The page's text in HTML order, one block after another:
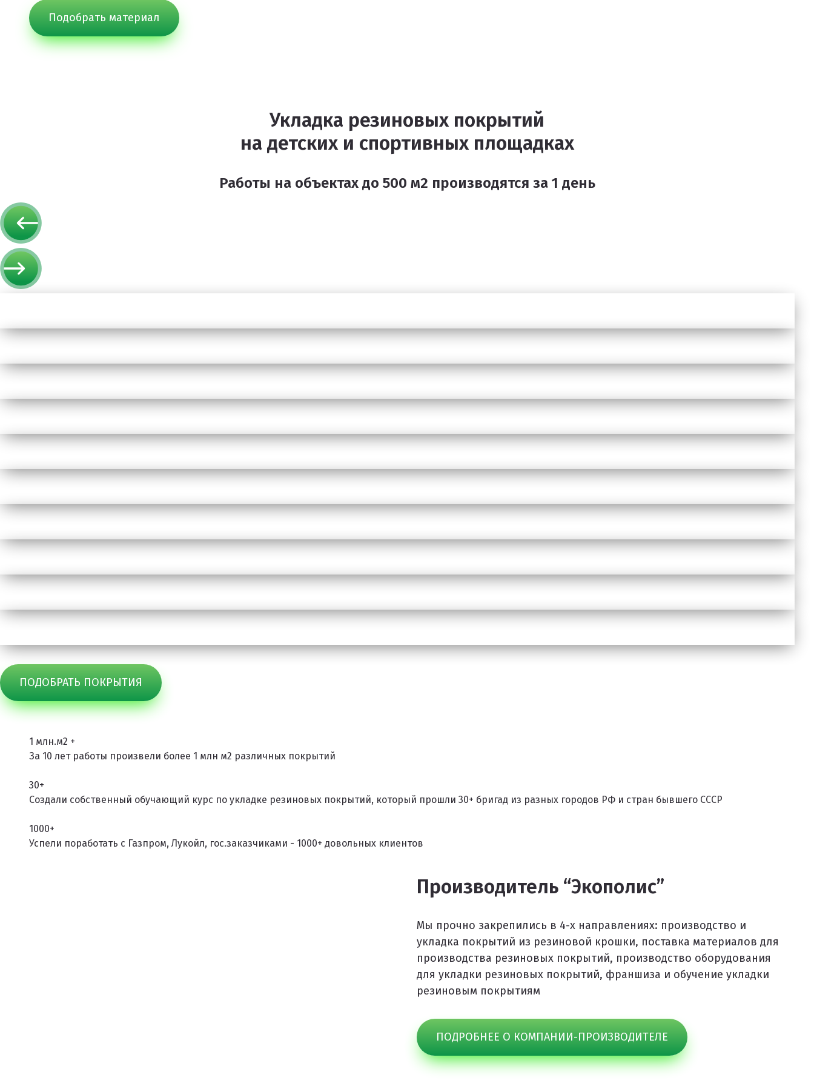
Покрытия детских площадок
Покрытия для беговых дорожек
Рулонное резиновое покрытие
Каменный ковер
Пигменты порошковые
Клей
Цветная окрашенная крошка EPDM
TPV крошка
Оборудование для укладки
Игровое оборудование для площадок
Резиновое покрытие
Резиновое покрытие ECO SPORT STANDART
Резиновое покрытие Eco Running System
Резиновое покрытие ECO SANDWICH
Подобрать материал
Укладка резиновых покрытий
на детских и спортивных площадках
Работы на объектах до 500 м2 производятся за 1 день
ПОДОБРАТЬ ПОКРЫТИЯ
1 млн.м2 +
За 10 лет работы произвели более 1 млн м2 различных покрытий
30+
Создали собственный обучающий курс по укладке резиновых покрытий, который прошли 30+ бригад из разных городов РФ и стран бывшего СССР
1000+
Успели поработать с Газпром, Лукойл, гос.заказчиками - 1000+ довольных клиентов
Производитель “Экополис”
Мы прочно закрепились в 4-х направлениях: производство и
укладка покрытий из резиновой крошки, поставка материалов для
производства резиновых покрытий, производство оборудования
для укладки резиновых покрытий, франшиза и обучение укладки
резиновым покрытиям
ПОДРОБНЕЕ О КОМПАНИИ-ПРОИЗВОДИТЕЛЕ